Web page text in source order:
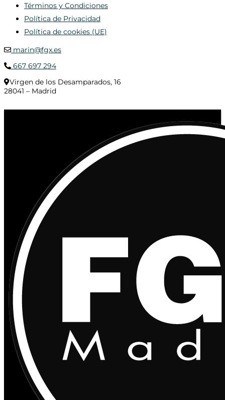
Términos y Condiciones
Política de Privacidad
Política de cookies (UE)
marin@fgx.es
667 697 294
Virgen de los Desamparados, 16
28041 – Madrid